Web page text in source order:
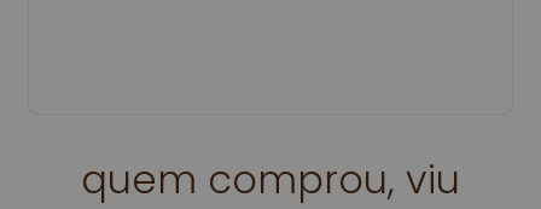
quem comprou, viu